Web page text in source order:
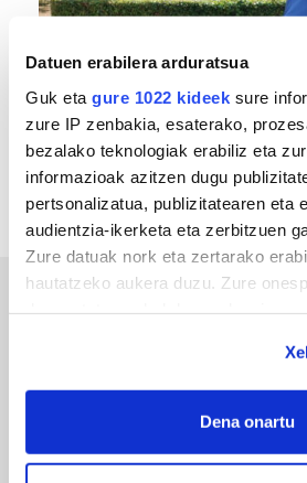
Datuen erabilera arduratsua
Guk eta gure 1022 kideek sure
zure IP zenbakia, esaterako,
bezalako teknologiak erabiliz eta
informazioak azitzen dugu
pertsonalizatua, publizitatearen eta
audientzia-ikerketa eta zerbitzuen
Zure datuak nork eta zertarako
hautatzeko aukera duzu. Zure
If you allow, we would also like to:
Collect information about
meters
Dena onartu
MEMORIA HISTORIKOA
«Gai tabua izan da etxe
azkeneko momentuan hitz
ERREPORTAJEAK